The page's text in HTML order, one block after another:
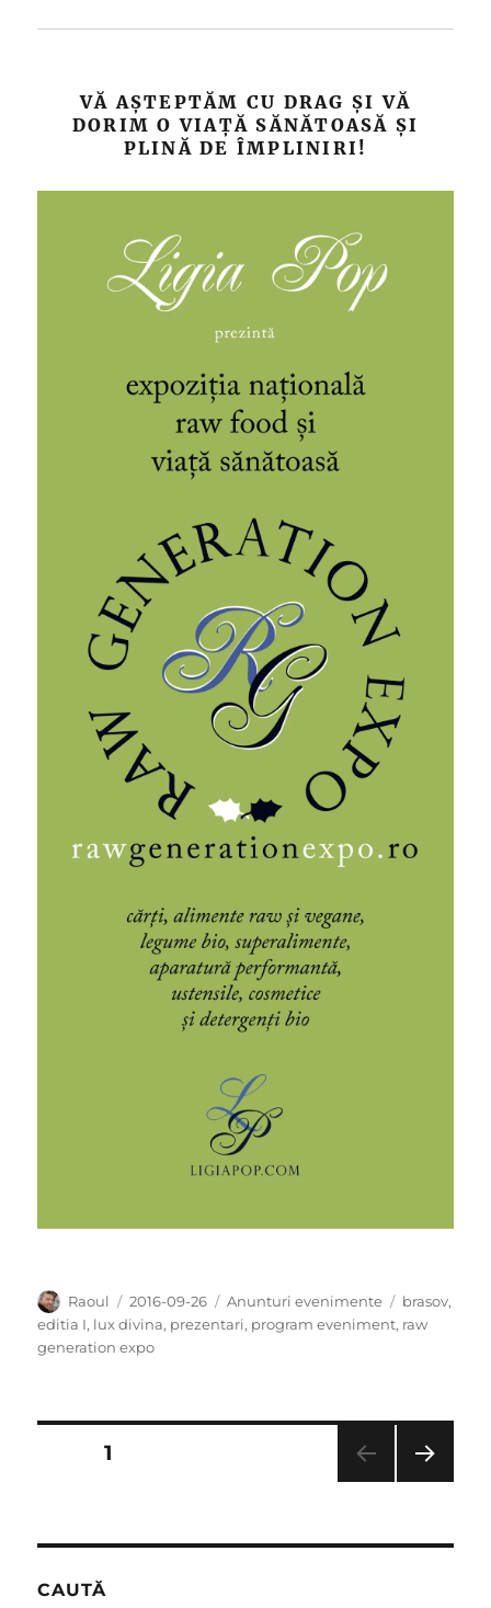
VĂ AȘTEPTĂM CU DRAG ȘI VĂ
DORIM O VIAȚĂ SĂNĂTOASĂ ȘI
PLINĂ DE ÎMPLINIRI!
Author
Raoul
Posted
on
2016-09-26 Categories
Anunturi evenimente Tags
brasov,
editia I, lux divina, prezentari, program eveniment, raw
generation expo
Posts
PAGE1
CAUTĂ